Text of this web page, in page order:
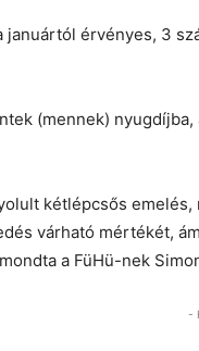
januártól érvényes, 3
(mennek)
kétlépcsős
várható mértékét,
a FüHü-nek
-